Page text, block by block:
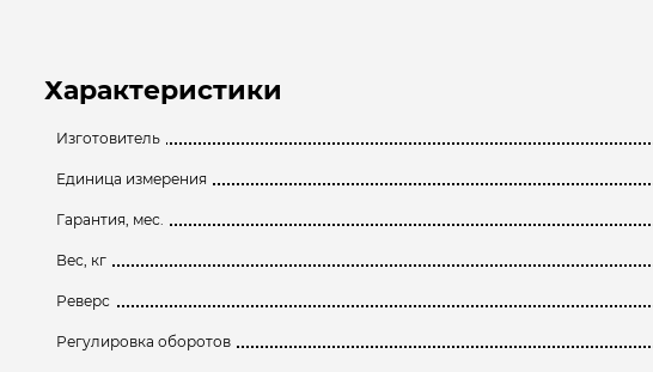
Характеристики
Изготовитель
Единица измерения
Гарантия, мес.
Вес, кг
Реверс
Регулировка оборотов